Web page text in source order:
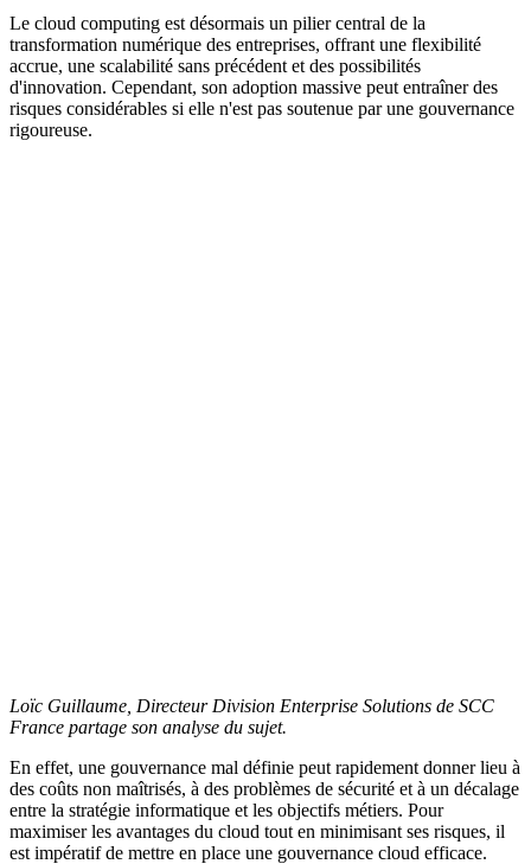
Email
Le cloud computing est désormais un pilier central de la
transformation numérique des entreprises, offrant une flexibilité
accrue, une scalabilité sans précédent et des possibilités
d'innovation. Cependant, son adoption massive peut entraîner des
risques considérables si elle n'est pas soutenue par une gouvernance
rigoureuse.
Loïc Guillaume, Directeur Division Enterprise Solutions de SCC
France partage son analyse du sujet.
En effet, une gouvernance mal définie peut rapidement donner lieu à
des coûts non maîtrisés, à des problèmes de sécurité et à un décalage
entre la stratégie informatique et les objectifs métiers. Pour
maximiser les avantages du cloud tout en minimisant ses risques, il
est impératif de mettre en place une gouvernance cloud efficace.